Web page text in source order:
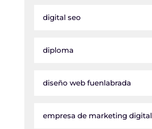
digital seo
diploma
diseño web fuenlabrada
empresa de marketing digital